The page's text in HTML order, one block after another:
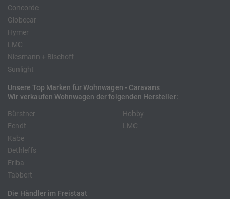
Concorde
Globecar
Hymer
LMC
Niesmann + Bischoff
Sunlight
Unsere Top Marken für Wohnwagen - Caravans
Wir verkaufen Wohnwagen der folgenden Hersteller:
Bürstner
Fendt
Kabe
Hobby
LMC
Dethleffs
Eriba
Tabbert
Die Händler im Freistaat